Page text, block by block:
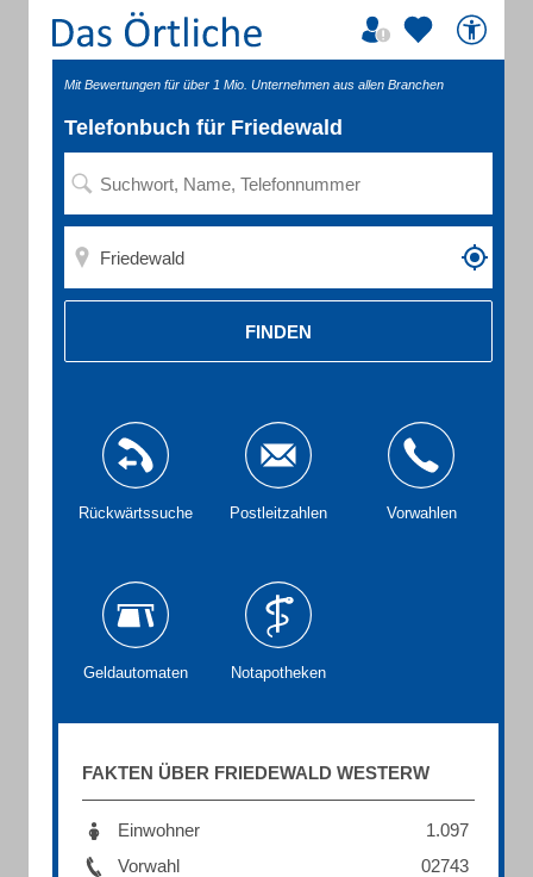
Mit Bewertungen für über 1 Mio. Unternehmen aus allen Branchen
Telefonbuch für Friedewald
FINDEN
Rückwärtssuche Postleitzahlen Vorwahlen
Geldautomaten Notapotheken
FAKTEN ÜBER FRIEDEWALD WESTERW
Einwohner
1.097
Vorwahl
02743